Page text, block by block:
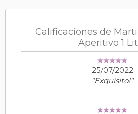
Calificaciones de
Aperitivo 1
25/07/2022
"Exquisito!"